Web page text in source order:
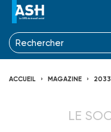
ACCUEIL MAGAZINE 2033
LE